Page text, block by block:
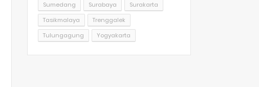
Sumedang
Surabaya
Surakarta
Tasikmalaya
Trenggalek
Tulungagung
Yogyakarta